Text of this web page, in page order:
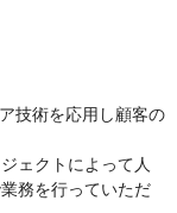
技術を応用し顧客の
ェクトによって人
務を行っていただ